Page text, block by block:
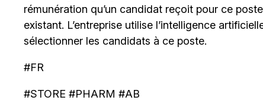
rémunération qu’un candidat reçoit pour ce
existant. L’entreprise utilise l’intelligence
sélectionner les candidats à ce poste.
#FR
#STORE #PHARM #AB